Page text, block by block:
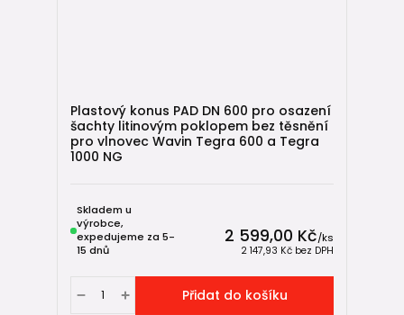
Plastový konus PAD DN 600 pro osazení
šachty litinovým poklopem bez těsnění
pro vlnovec Wavin Tegra 600 a Tegra
1000 NG
2 599,00 Kč/ks
2 147,93 Kč bez DPH
Skladem u
výrobce,
expedujeme za 5-
15 dnů
Přidat do košíku